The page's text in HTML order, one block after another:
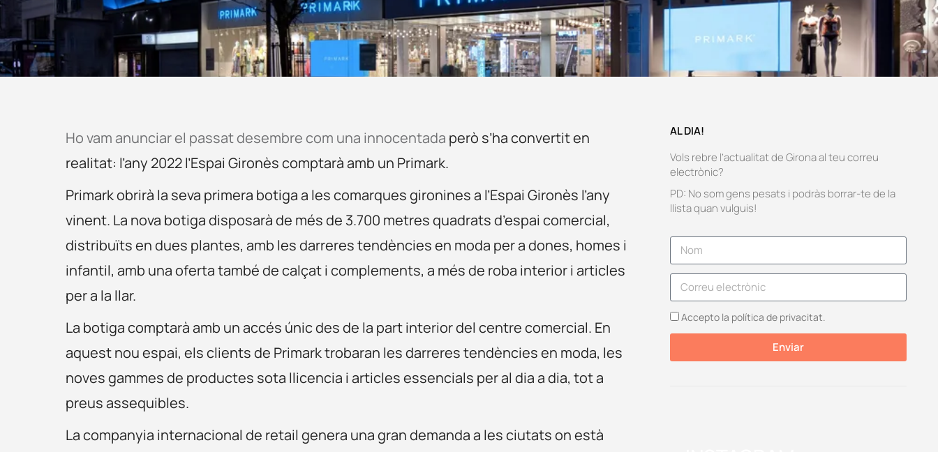
Ho vam anunciar el passat desembre com una innocentada però s’ha convertit en
realitat: l’any 2022 l’Espai Gironès comptarà amb un Primark.
Primark obrirà la seva primera botiga a les comarques gironines a l’Espai Gironès l’any
vinent. La nova botiga disposarà de més de 3.700 metres quadrats d’espai comercial,
distribuïts en dues plantes, amb les darreres tendències en moda per a dones, homes i
infantil, amb una oferta també de calçat i complements, a més de roba interior i articles
per a la llar.
La botiga comptarà amb un accés únic des de la part interior del centre comercial. En
aquest nou espai, els clients de Primark trobaran les darreres tendències en moda, les
noves gammes de productes sota llicencia i articles essencials per al dia a dia, tot a
preus assequibles.
La companyia internacional de retail genera una gran demanda a les ciutats on està
AL DIA!
Vols rebre l’actualitat de Girona al teu correu
electrònic?
PD: No som gens pesats i podràs borrar-te de la
llista quan vulguis!
Accepto la política de privacitat.
Enviar